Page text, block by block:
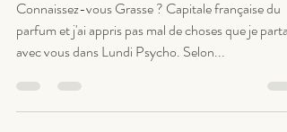
Parfums & Emotions
Connaissez-vous Grasse ? Capitale française du
parfum et j'ai appris pas mal de choses que je